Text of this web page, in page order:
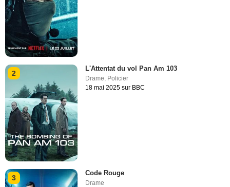
2
L'Attentat du vol Pan Am 103
Drame, Policier
18 mai 2025 sur BBC
3
Code Rouge
Drame